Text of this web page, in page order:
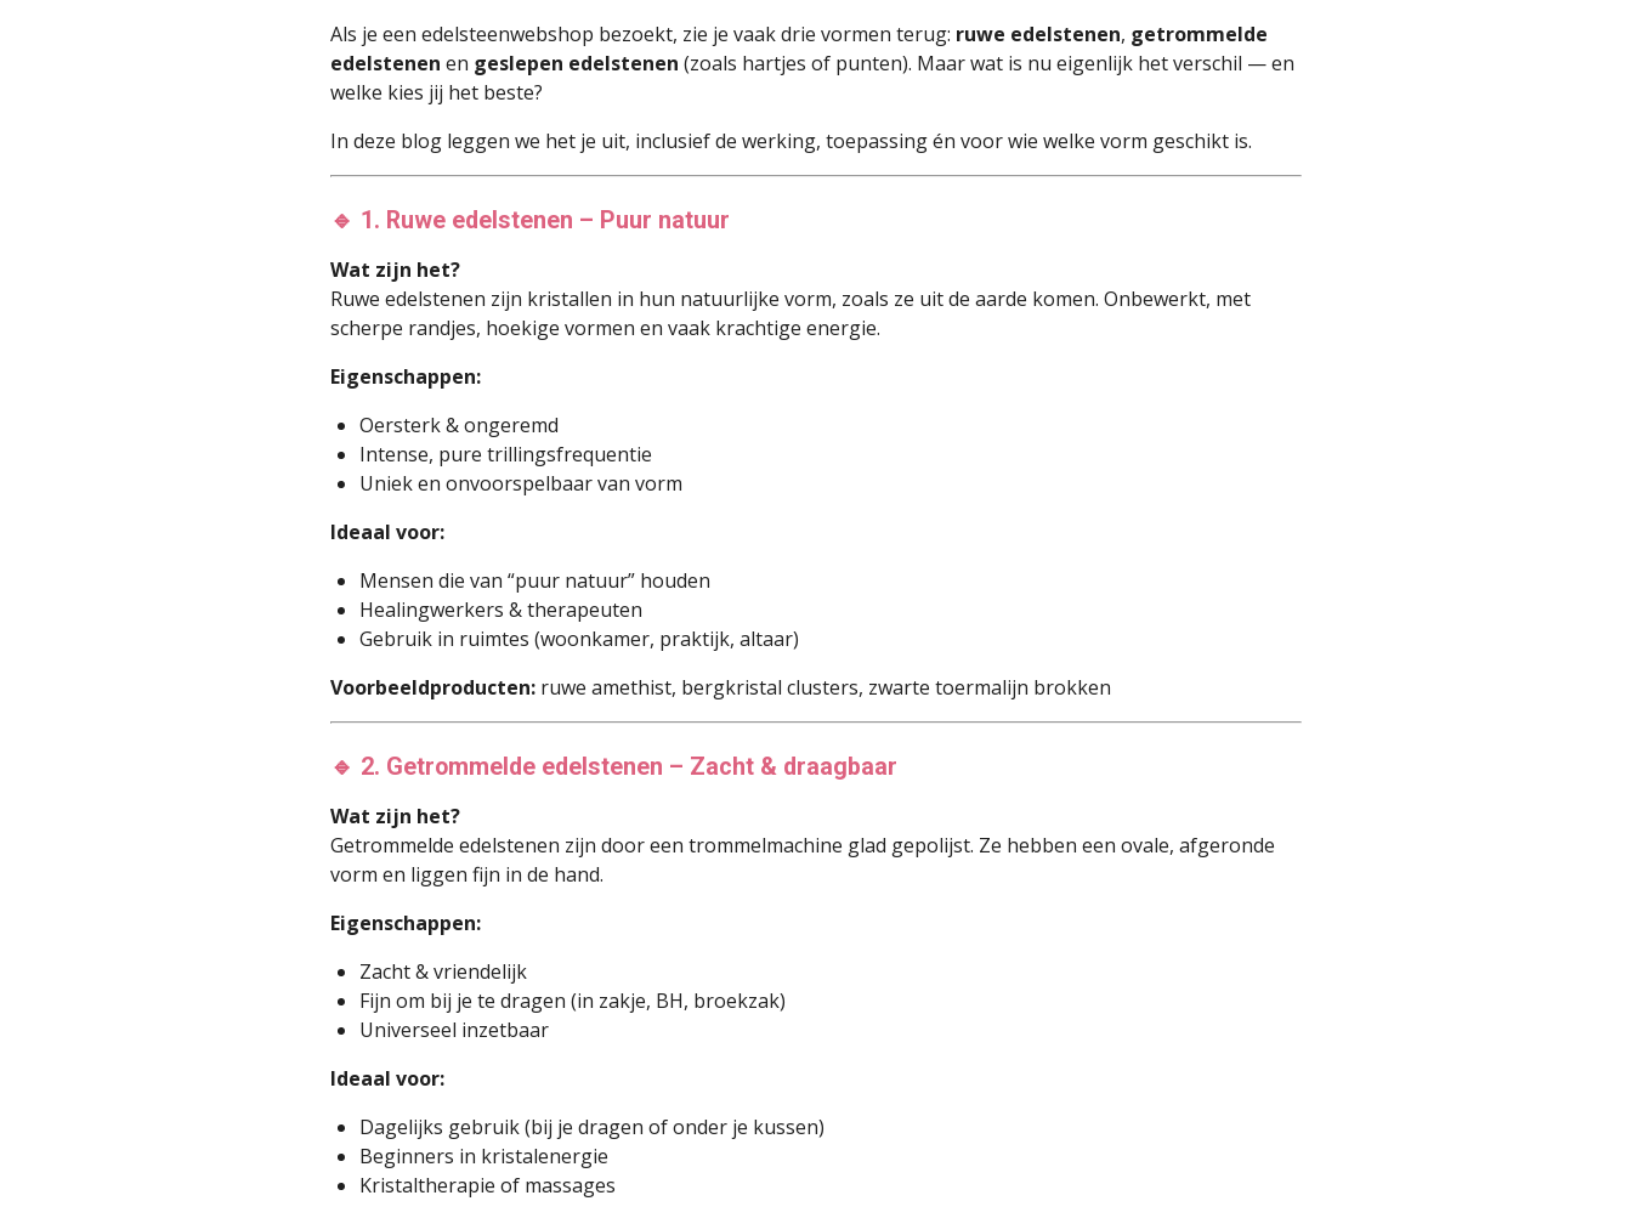
Als je een edelsteenwebshop bezoekt, zie je vaak drie vormen terug: ruwe edelstenen, getrommelde
edelstenen en geslepen edelstenen (zoals hartjes of punten). Maar wat is nu eigenlijk het verschil — en
welke kies jij het beste?
In deze blog leggen we het je uit, inclusief de werking, toepassing én voor wie welke vorm geschikt is.
🔹 1. Ruwe edelstenen – Puur natuur
Wat zijn het?
Ruwe edelstenen zijn kristallen in hun natuurlijke vorm, zoals ze uit de aarde komen. Onbewerkt, met
scherpe randjes, hoekige vormen en vaak krachtige energie.
Eigenschappen:
Oersterk & ongeremd
Intense, pure trillingsfrequentie
Uniek en onvoorspelbaar van vorm
Ideaal voor:
Mensen die van “puur natuur” houden
Healingwerkers & therapeuten
Gebruik in ruimtes (woonkamer, praktijk, altaar)
Voorbeeldproducten: ruwe amethist, bergkristal clusters, zwarte toermalijn brokken
🔹 2. Getrommelde edelstenen – Zacht & draagbaar
Wat zijn het?
Getrommelde edelstenen zijn door een trommelmachine glad gepolijst. Ze hebben een ovale, afgeronde
vorm en liggen fijn in de hand.
Eigenschappen:
Zacht & vriendelijk
Fijn om bij je te dragen (in zakje, BH, broekzak)
Universeel inzetbaar
Ideaal voor:
Dagelijks gebruik (bij je dragen of onder je kussen)
Beginners in kristalenergie
Kristaltherapie of massages